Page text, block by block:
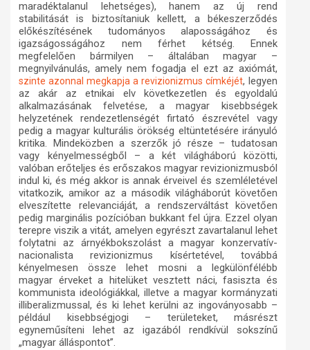
maradéktalanul lehetséges), hanem az új rend
stabilitását is biztosítaniuk kellett, a békeszerződés
előkészítésének tudományos alaposságához és
igazságosságához nem férhet kétség. Ennek
megfelelően bármilyen – általában magyar –
megnyilvánulás, amely nem fogadja el ezt az axiómát,
szinte azonnal megkapja a revizionizmus címkéjét, legyen
az akár az etnikai elv következetlen és egyoldalú
alkalmazásának felvetése, a magyar kisebbségek
helyzetének rendezetlenségét firtató észrevétel vagy
pedig a magyar kulturális örökség eltüntetésére irányuló
kritika. Mindeközben a szerzők jó része – tudatosan
vagy kényelmességből – a két világháború közötti,
valóban erőteljes és erőszakos magyar revizionizmusból
indul ki, és még akkor is annak érveivel és szemléletével
vitatkozik, amikor az a második világháborút követően
elveszítette relevanciáját, a rendszerváltást követően
pedig marginális pozícióban bukkant fel újra. Ezzel olyan
terepre viszik a vitát, amelyen egyrészt zavartalanul lehet
folytatni az árnyékbokszolást a magyar konzervatív-
nacionalista revizionizmus kísértetével, továbbá
kényelmesen össze lehet mosni a legkülönfélébb
magyar érveket a hitelüket vesztett náci, fasiszta és
kommunista ideológiákkal, illetve a magyar kormányzati
illiberalizmussal, és ki lehet kerülni az ingoványosabb –
például kisebbségjogi – területeket, másrészt
egyneműsíteni lehet az igazából rendkívül sokszínű
„magyar álláspontot”.